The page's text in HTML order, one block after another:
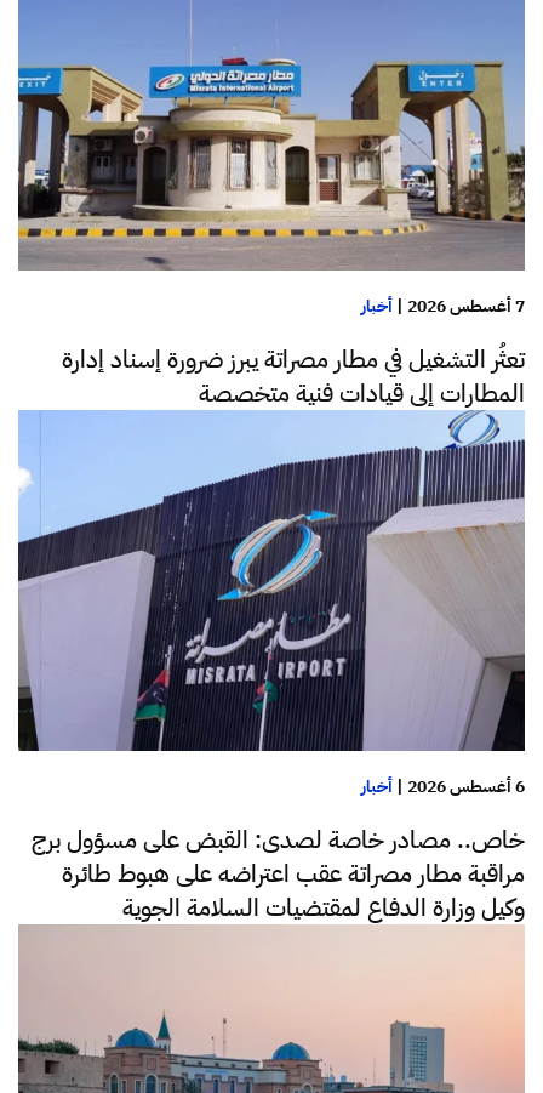
7 أغسطس 2026 | أخبار
تعثُر التشغيل في مطار مصراتة يبرز ضرورة إسناد إدارة
المطارات إلى قيادات فنية متخصصة
6 أغسطس 2026 | أخبار
خاص.. مصادر خاصة لصدى: القبض على مسؤول برج
مراقبة مطار مصراتة عقب اعتراضه على هبوط طائرة
وكيل وزارة الدفاع لمقتضيات السلامة الجوية